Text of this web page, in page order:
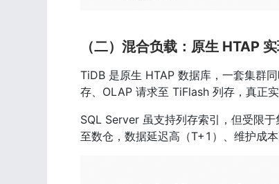
（二）混合负载：原生 HTAP
TiDB 是原生 HTAP 数据库，一套集群
存、OLAP 请求至 TiFlash 列存，真正
SQL Server 虽支持列存索引，但受限
至数仓，数据延迟高（T+1）、维护成